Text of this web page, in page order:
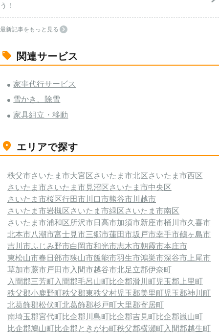
う！
最新記事をもっと見る
関連サービス
家事代行サービス
雪かき、除雪
家具組立・移動
エリアで探す
秩父市さいたま市大宮区さいたま市北区さいたま市西区
さいたま市さいたま市見沼区さいたま市中央区
さいたま市桜区行田市川口市熊谷市川越市
さいたま市岩槻区さいたま市緑区さいたま市南区
さいたま市浦和区所沢市日高市加須市新座市桶川市久喜市
北本市八潮市富士見市三郷市蓮田市坂戸市幸手市鶴ヶ島市
吉川市ふじみ野市白岡市和光市志木市朝霞市本庄市
東松山市春日部市狭山市飯能市羽生市鴻巣市深谷市上尾市
草加市蕨市戸田市入間市越谷市北足立郡伊奈町
入間郡三芳町入間郡毛呂山町比企郡滑川町児玉郡上里町
秩父郡小鹿野町秩父郡東秩父村児玉郡美里町児玉郡神川町
北葛飾郡松伏町北葛飾郡杉戸町大里郡寄居町
南埼玉郡宮代町比企郡川島町比企郡吉見町比企郡嵐山町
比企郡鳩山町比企郡ときがわ町秩父郡横瀬町入間郡越生町